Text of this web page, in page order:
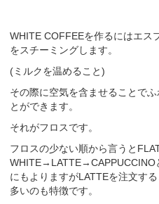
WHITE COFFEEを作るにはエス
をスチーミングします。
(ミルクを温めること)
その際に空気を含ませることで
とができます。
それがフロスです。
フロスの少ない順から言うと
WHITE→LATTE→CAPPUCCINO
にもよりますがLATTEを注文す
多いのも特徴です。